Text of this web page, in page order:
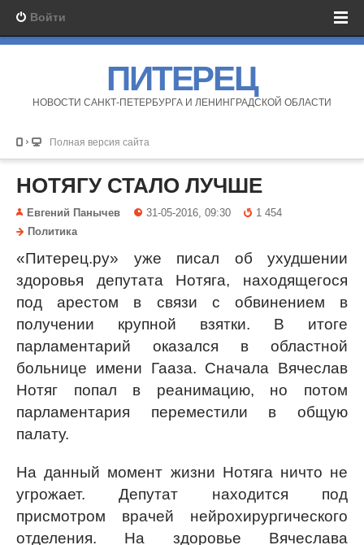
Войти
ПИТЕРЕЦ
НОВОСТИ САНКТ-ПЕТЕРБУРГА И ЛЕНИНГРАДСКОЙ ОБЛАСТИ
Полная версия сайта
НОТЯГУ СТАЛО ЛУЧШЕ
Евгений Панычев 31-05-2016, 09:30
1 454
Политика
«Питерец.ру» уже писал об ухудшении
здоровья депутата Нотяга, находящегося
под арестом в связи с обвинением в
получении крупной взятки. В итоге
парламентарий оказался в областной
больнице имени Гааза. Сначала Вячеслав
Нотяг попал в реанимацию, но потом
парламентария переместили в общую
палату.
На данный момент жизни Нотяга ничто не
угрожает. Депутат находится под
присмотром врачей нейрохирургического
отделения. На здоровье Вячеслава